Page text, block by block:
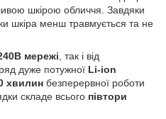
шкірою обличчя. Завдяки
шкіра менш травмується та не
мережі , так і від
дуже потужної Li-ion
хвилин безперервної роботи
складе всього півтори